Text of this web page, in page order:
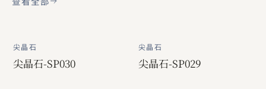
尖晶石
尖晶石-SP030
尖晶石
尖晶石-SP029